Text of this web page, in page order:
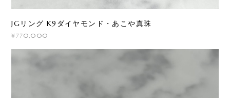
JGリング K9ダイヤモンド・あこや真珠
¥770,000